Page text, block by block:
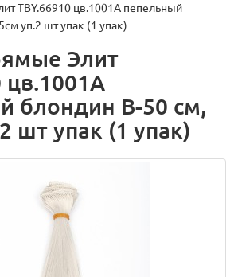
TBY.66910 цв.1001A пепельный
уп.2 шт упак (1 упак)
Элит
цв.1001A
блондин B-50 см,
шт упак (1 упак)